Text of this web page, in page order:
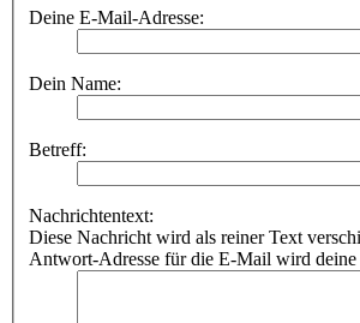
Deine E-Mail-Adresse:
Dein Name:
Betreff:
Nachrichtentext:
Diese Nachricht wird als reiner Text
Antwort-Adresse für die E-Mail wird deine